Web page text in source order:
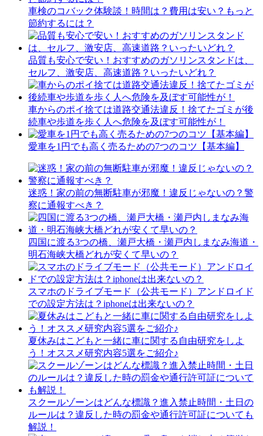
車検のコバック体験談！時間は？費用は安い？もっと
節約するには？
品質も安心で安い！おすすめのガソリンスタンドは、
セルフ、激安店、高速道路？いったいどれ？
車からのポイ捨ては道路交通法違反！捨てたゴミが後
続車や歩道を歩く人へ危険を及ぼす可能性が！
愛車を1円でも高く売るための7つのコツ【基本編】
迷惑！家の前の無断駐車が邪魔！違反じゃないの？警
察に通報すべき？
四国に渡る3つの橋、瀬戸大橋・瀬戸内しまなみ海道・
明石海峡大橋どれが安くて早いの？
スマホのドライブモード（公共モード）アンドロイド
での設定方法は？iphoneは出来ないの？
夏休みはこどもと一緒に車に関する自由研究をしよ
う！オススメ研究内容5選をご紹介♪
スクールゾーンはどんな標識？進入禁止時間・土日の
ルールは？違反した時の罰金や通行許可証についても
解説！